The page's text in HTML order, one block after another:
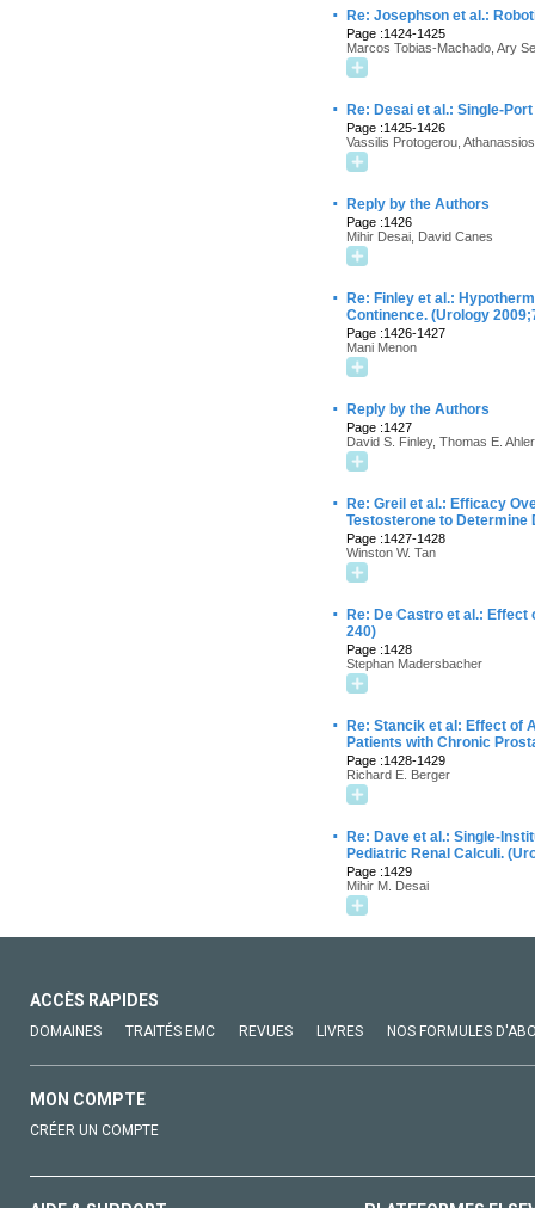
· Re: Josephson et al.:
Page :1424-1425
Marcos Tobias-Machado, Ary
· Re: Desai et al.: Single-
Page :1425-1426
Vassilis Protogerou,
· Reply by the Authors
Page :1426
Mihir Desai, David Canes
·
Re: Finley et al.:
Continence. (Urology
Page :1426-1427
Mani Menon
· Reply by the Authors
Page :1427
David S. Finley, Thomas E.
·
Re: Greil et al.: Efficacy
Testosterone to Determine
Page :1427-1428
Winston W. Tan
·
Re: De Castro et al.:
240)
Page :1428
Stephan Madersbacher
·
Re: Stancik et al: Effect of
Patients with Chronic
Page :1428-1429
Richard E. Berger
·
Re: Dave et al.: Single-
Pediatric Renal Calculi.
Page :1429
Mihir M. Desai
ACCÈS RAPIDES
DOMAINES TRAITÉS EMC REVUES LIVRES NOS FORMULES
MON COMPTE
CRÉER UN COMPTE